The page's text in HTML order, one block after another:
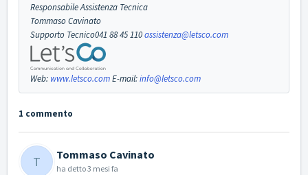
Responsabile Assistenza Tecnica
Tommaso Cavinato
Supporto Tecnico041 88 45 110assistenza@letsco.com
Web: www.letsco.comE-mail:info@letsco.com
1 commento
T Tommaso Cavinato
ha detto3 mesi fa